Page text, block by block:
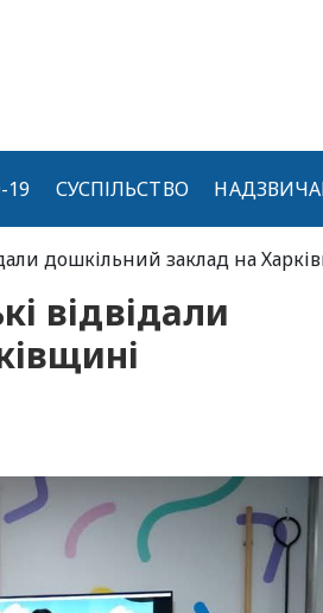
19 СУСПІЛЬСТВО
дошкільний заклад на
відвідали